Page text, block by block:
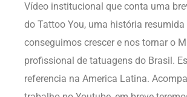
Vídeo institucional que conta uma
do Tattoo You, uma história
conseguimos crescer e nos tornar o
profissional de tatuagens do Brasil.
referencia na America Latina.